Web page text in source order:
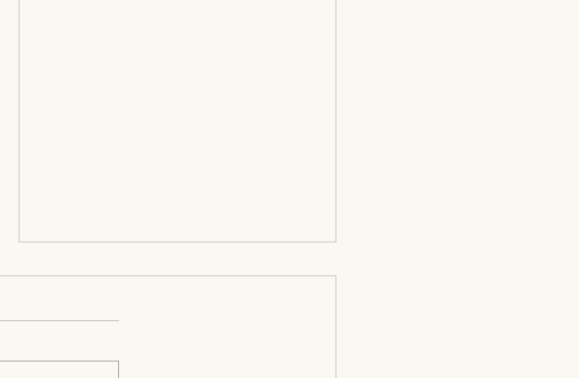
Lunch business près de
Gosselies près de Charleroi,